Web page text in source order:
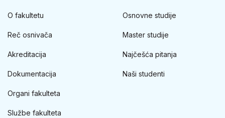
O fakultetu
Reč osnivača
Akreditacija
Dokumentacija
Organi fakulteta
Službe fakulteta
Osnovne studije
Master studije
Najčešća pitanja
Naši studenti